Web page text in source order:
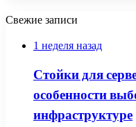
Свежие записи
1 неделя назад
Стойки для
особенности
инфраструктуре